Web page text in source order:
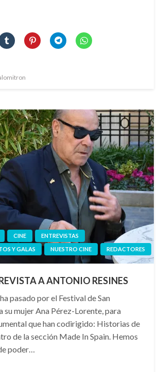
CINE
ENTREVISTAS
Y GALAS
NUESTRO CINE REDACTORES
A ANTONIO RESINES
pasado por el Festival de San
su mujer Ana Pérez-Lorente, para
que han codirigido: Historias de
de la sección Made In Spain. Hemos
poder…